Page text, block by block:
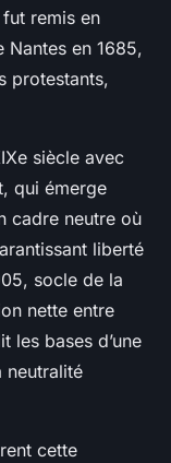
remis en
Nantes en 1685,
protestants,
siècle avec
qui émerge
cadre neutre où
liberté
socle de la
nette entre
les bases d’une
neutralité
cette